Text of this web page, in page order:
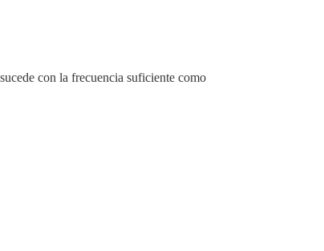
con la frecuencia suficiente como